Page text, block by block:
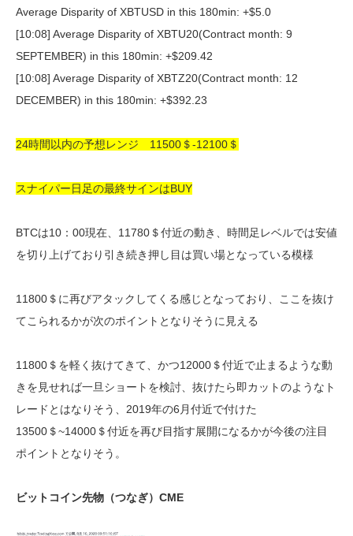
Average Disparity of XBTUSD in this 180min: +$5.0
[10:08] Average Disparity of XBTU20(Contract month: 9
SEPTEMBER) in this 180min: +$209.42
[10:08] Average Disparity of XBTZ20(Contract month: 12
DECEMBER) in this 180min: +$392.23
24時間以内の予想レンジ 11500＄-12100＄
スナイパー日足の最終サインはBUY
BTCは10：00現在、11780＄付近の動き、時間足レベルでは安値
を切り上げており引き続き押し目は買い場となっている模様
11800＄に再びアタックしてくる感じとなっており、ここを抜け
てこられるかが次のポイントとなりそうに見える
11800＄を軽く抜けてきて、かつ12000＄付近で止まるような動
きを見せれば一旦ショートを検討、抜けたら即カットのようなト
レードとはなりそう、2019年の6月付近で付けた
13500＄~14000＄付近を再び目指す展開になるかが今後の注目
ポイントとなりそう。
ビットコイン先物（つなぎ）CME